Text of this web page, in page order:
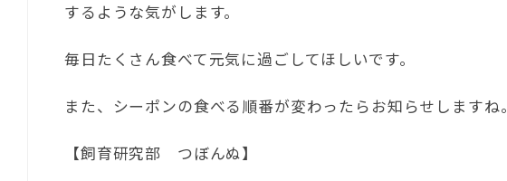
するような気がします。
毎日たくさん食べて元気に過ごしてほしいです。
また、シーポンの食べる順番が変わったらお知らせしますね。
【飼育研究部 つぼんぬ】